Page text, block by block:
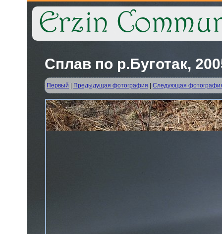
Сплав по р.Буготак,
Первый Предыдущая фотография Следующая